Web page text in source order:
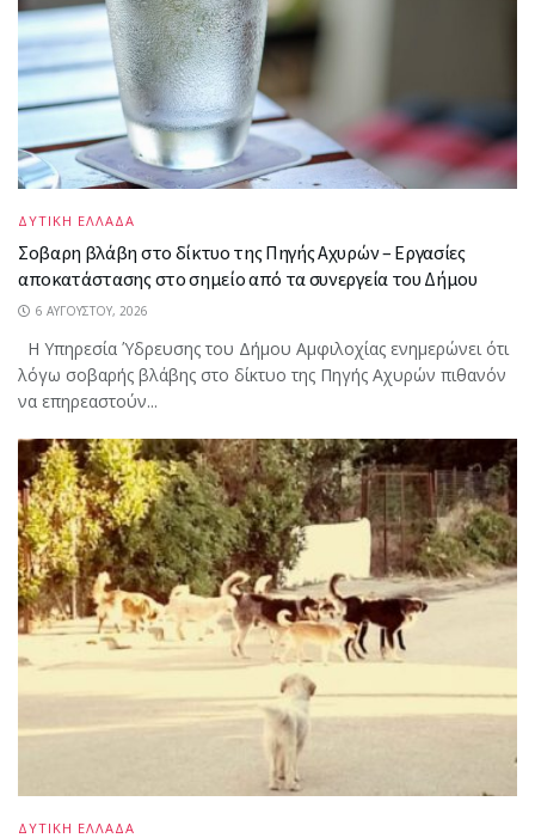
ΔΥΤΙΚΗ ΕΛΛΑΔΑ
Σοβαρη βλάβη στο δίκτυο της Πηγής Αχυρών – Εργασίες
αποκατάστασης στο σημείο από τα συνεργεία του Δήμου
6 ΑΥΓΟΎΣΤΟΥ, 2026
Η Υπηρεσία Ύδρευσης του Δήμου Αμφιλοχίας ενημερώνει ότι
λόγω σοβαρής βλάβης στο δίκτυο της Πηγής Αχυρών πιθανόν
να επηρεαστούν...
ΔΥΤΙΚΗ ΕΛΛΑΔΑ